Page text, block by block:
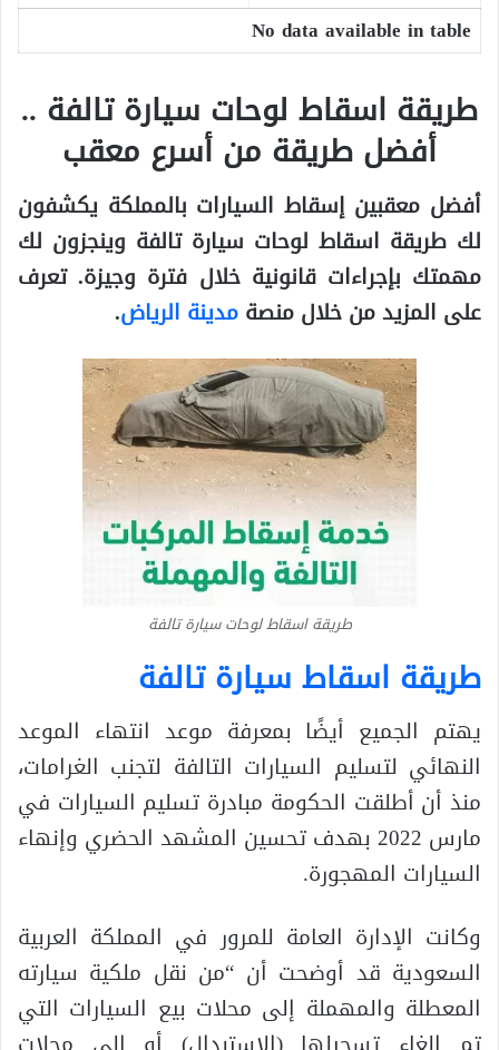
No data available in table
طريقة اسقاط لوحات سيارة تالفة ..
أفضل طريقة من أسرع معقب
أفضل معقبين إسقاط السيارات بالمملكة يكشفون
لك طريقة اسقاط لوحات سيارة تالفة وينجزون لك
مهمتك بإجراءات قانونية خلال فترة وجيزة.تعرف
على المزيد من خلال منصةمدينة الرياض.
طريقة اسقاط لوحات سيارة تالفة
طريقة اسقاط سيارة تالفة
يهتم الجميع أيضًا بمعرفة موعد انتهاء الموعد
النهائي لتسليم السيارات التالفة لتجنب الغرامات،
منذ أن أطلقت الحكومة مبادرة تسليم السيارات في
مارس 2022 بهدف تحسين المشهد الحضري وإنهاء
السيارات المهجورة.
وكانت الإدارة العامة للمرور في المملكة العربية
السعودية قد أوضحت أن “من نقل ملكية سيارته
المعطلة والمهملة إلى محلات بيع السيارات التي